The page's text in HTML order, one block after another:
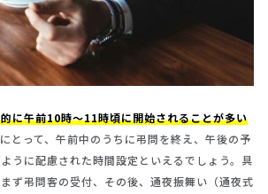
に午前10時～11時頃に開始されることが多い
とって、午前中のうちに弔問を終え、午後の予
うに配慮された時間設定といえるでしょう。具
ず弔問客の受付、その後、通夜振舞い（通夜式